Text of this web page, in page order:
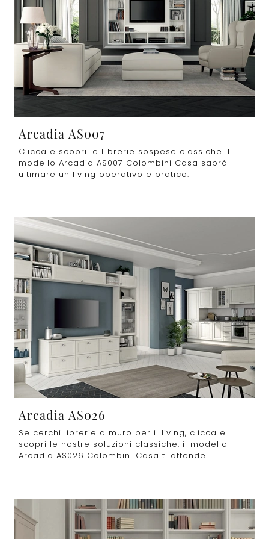
Arcadia AS007
Clicca e scopri le Librerie sospese classiche! Il
modello Arcadia AS007 Colombini Casa saprà
ultimare un living operativo e pratico.
Arcadia AS026
Se cerchi librerie a muro per il living, clicca e
scopri le nostre soluzioni classiche: il modello
Arcadia AS026 Colombini Casa ti attende!